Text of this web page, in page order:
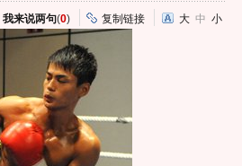
我来说两句(0) 复制链接 大 中 小